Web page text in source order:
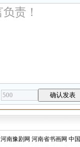
河南豫剧网 河南省书画网 中